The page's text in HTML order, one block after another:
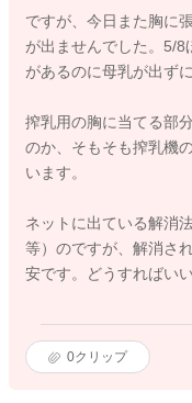
ですが、今日また胸に
が出ませんでした。5/8
があるのに母乳が出ず
搾乳用の胸に当てる部
のか、そもそも搾乳機
います。
ネットに出ている解消
等）のですが、解消さ
安です。どうすればい
0クリップ